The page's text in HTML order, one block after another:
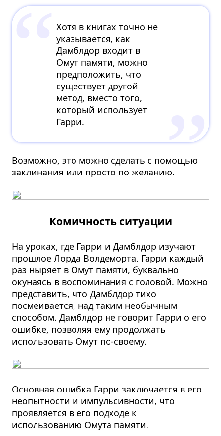
Хотя в книгах точно не
указывается, как
Дамблдор входит в
Омут памяти, можно
предположить, что
существует другой
метод, вместо того,
который использует
Гарри.
Возможно, это можно сделать с помощью
заклинания или просто по желанию.
Комичность ситуации
На уроках, где Гарри и Дамблдор изучают
прошлое Лорда Волдеморта, Гарри каждый
раз ныряет в Омут памяти, буквально
окунаясь в воспоминания с головой. Можно
представить, что Дамблдор тихо
посмеивается, над таким необычным
способом. Дамблдор не говорит Гарри о его
ошибке, позволяя ему продолжать
использовать Омут по-своему.
Основная ошибка Гарри заключается в его
неопытности и импульсивности, что
проявляется в его подходе к
использованию Омута памяти.